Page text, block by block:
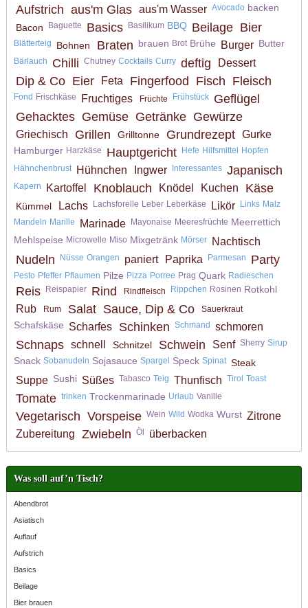
Aufstrich aus'm Glas aus'm Wasser Avocado backen
Bacon
Baguette Basics Basilikum BBQ Beilage Bier
Blätterteig Bohnen Braten brauen Brot Brühe Burger Butter
Bärlauch Chilli Chutney Cocktails Curry deftig Dessert
Dip & Co Eier Feta Fingerfood Fisch Fleisch
Fond Frischkäse Fruchtiges Früchte Frühstück Geflügel
Gehacktes Gemüse Getränke Gewürze
Griechisch Grillen Grilltonne Grundrezept Gurke
Hamburger Harzkäse Hauptgericht Hefe Hilfsmittel
Hopfen
Hähnchenbrust
Hühnchen Ingwer Interessantes Japanisch
Kapern Kartoffel Knoblauch Knödel Kuchen Käse
Kümmel Lachs Lachsforelle Leber Leberkäse Likör Links Malz
Mandeln Marille Marinade Mayonaise Meeresfrüchte Meerrettich
Mehlspeise Microwelle Miso Mixgetränk Mörser Nachtisch
Nudeln Nüsse Orangen paniert Paprika Parmesan Party
Pesto Pfeffer Pflaumen Pilze Pizza Porree Prag Quark Radieschen
Reis Reispapier Rind Rindfleisch Rippchen Rosinen Rotkohl
Rub Rum Salat Sauce, Dip & Co Sauerkraut
Schafskäse Scharfes Schinken Schmand schmoren
Schnaps schnell Schnitzel Schwein Senf Sherry Sirup
Snack Sobanudeln Sojasauce Spargel Speck Spinat Steak
Suppe Sushi Süßes Tabasco Teig Thunfisch Tirol Toast
Tomate trinken Trockenmarinade Urlaub Vanille
Vegetarisch Vorspeise Wein Wild Wodka Wurst Zitrone
Zubereitung
Zwiebeln Öl überbacken
Was soll auf’n Tisch?
Abendbrot
Asiatisch
Auflauf
Aufstrich
Basics
Beilage
Bier brauen